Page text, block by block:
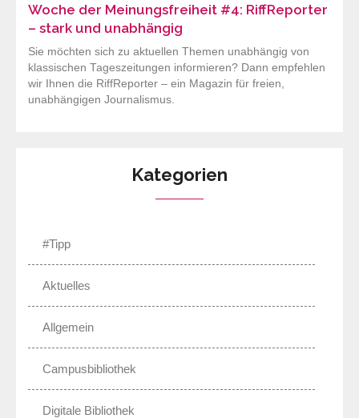
Woche der Meinungsfreiheit #4: RiffReporter
– stark und unabhängig
Sie möchten sich zu aktuellen Themen unabhängig von
klassischen Tageszeitungen informieren? Dann empfehlen
wir Ihnen die RiffReporter – ein Magazin für freien,
unabhängigen Journalismus.
Kategorien
#Tipp
Aktuelles
Allgemein
Campusbibliothek
Digitale Bibliothek